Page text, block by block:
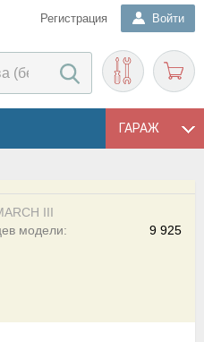
Регистрация Войти
ГАРАЖ
III
9 925
модели: